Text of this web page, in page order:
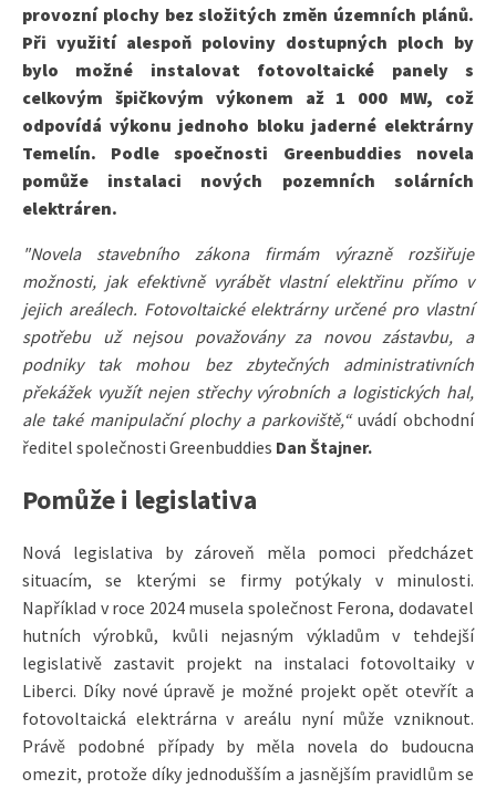
provozní plochy bez složitých změn územních plánů.
Při využití alespoň poloviny dostupných ploch by
bylo možné instalovat fotovoltaické panely s
celkovým špičkovým výkonem až 1 000 MW, což
odpovídá výkonu jednoho bloku jaderné elektrárny
Temelín. Podle spoečnosti Greenbuddies novela
pomůže instalaci nových pozemních solárních
elektráren.
"Novela stavebního zákona firmám výrazně rozšiřuje
možnosti, jak efektivně vyrábět vlastní elektřinu přímo v
jejich areálech. Fotovoltaické elektrárny určené pro vlastní
spotřebu už nejsou považovány za novou zástavbu, a
podniky tak mohou bez zbytečných administrativních
překážek využít nejen střechy výrobních a logistických hal,
ale také manipulační plochy a parkoviště,“uvádí obchodní
ředitel společnosti Greenbuddies Dan Štajner.
Pomůže i legislativa
Nová legislativa by zároveň měla pomoci předcházet
situacím, se kterými se firmy potýkaly v minulosti.
Například v roce 2024 musela společnost Ferona, dodavatel
hutních výrobků, kvůli nejasným výkladům v tehdejší
legislativě zastavit projekt na instalaci fotovoltaiky v
Liberci. Díky nové úpravě je možné projekt opět otevřít a
fotovoltaická elektrárna v areálu nyní může vzniknout.
Právě podobné případy by měla novela do budoucna
omezit, protože díky jednodušším a jasnějším pravidlům se